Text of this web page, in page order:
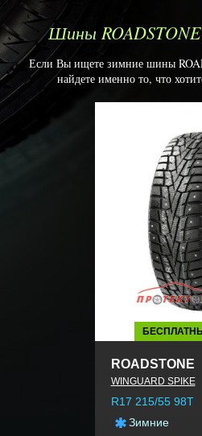
Шины
Если Вы ищете зимние шины
найдете именно то, что
ROADSTONE
WINGUARD SPIKE
R17 215/55 98T
Зимние